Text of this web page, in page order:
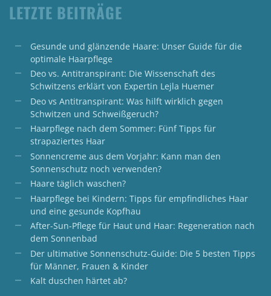
LETZTE BEITRÄGE
Gesunde und glänzende Haare: Unser Guide für die
optimale Haarpflege
Deo vs. Antitranspirant: Die Wissenschaft des
Schwitzens erklärt von Expertin Lejla Huemer
Deo vs Antitranspirant: Was hilft wirklich gegen
Schwitzen und Schweißgeruch?
Haarpflege nach dem Sommer: Fünf Tipps für
strapaziertes Haar
Sonnencreme aus dem Vorjahr: Kann man den
Sonnenschutz noch verwenden?
Haare täglich waschen?
Haarpflege bei Kindern: Tipps für empfindliches Haar
und eine gesunde Kopfhau
After-Sun-Pflege für Haut und Haar: Regeneration nach
dem Sonnenbad
Der ultimative Sonnenschutz-Guide: Die 5 besten Tipps
für Männer, Frauen & Kinder
Kalt duschen härtet ab?